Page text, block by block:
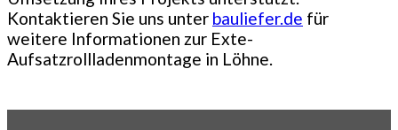
Kontaktieren Sie uns unter bauliefer.de für
weitere Informationen zur Exte-
Aufsatzrollladenmontage in Löhne.